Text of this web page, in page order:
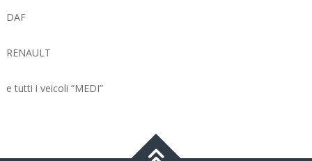
DAF
RENAULT
e tutti i veicoli “MEDI”